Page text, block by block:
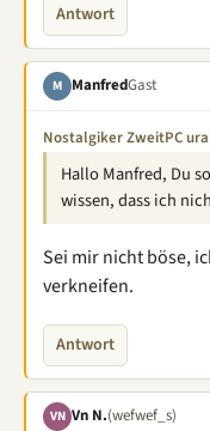
Antwort
M ManfredGast
Nostalgiker ZweitPC
Hallo Manfred, Du
wissen, dass ich
Sei mir nicht böse,
verkneifen.
Antwort
VN Vn N.(wefwef_s)